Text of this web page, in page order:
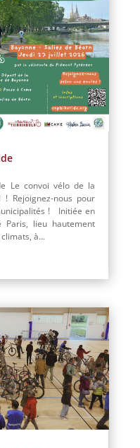
Le convoi vélo de la
! Rejoignez-nous pour
! Initiée en
lieu hautement
à...